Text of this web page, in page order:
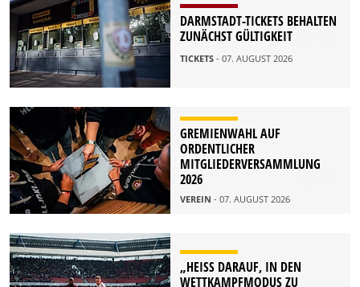
DARMSTADT-TICKETS BEHALTEN
ZUNÄCHST GÜLTIGKEIT
TICKETS - 07. AUGUST 2026
GREMIENWAHL AUF
ORDENTLICHER
MITGLIEDERVERSAMMLUNG
2026
VEREIN - 07. AUGUST 2026
„HEISS DARAUF, IN DEN W
ETTKAMPFMODUS ZU K